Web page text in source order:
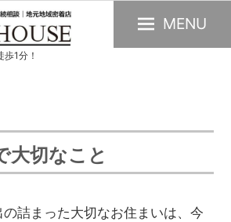
歩1分！
MENU
大切なこと
詰まった大切なお住まいは、今